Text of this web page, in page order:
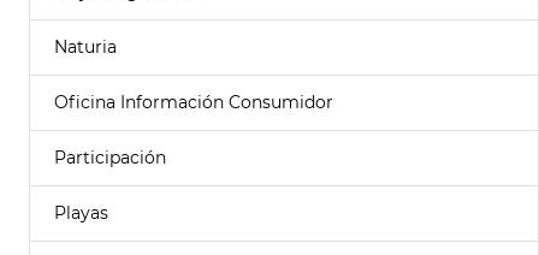
Naturia
Oficina Información Consumidor
Participación
Playas